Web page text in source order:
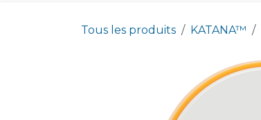
Tous les produits KATANA™